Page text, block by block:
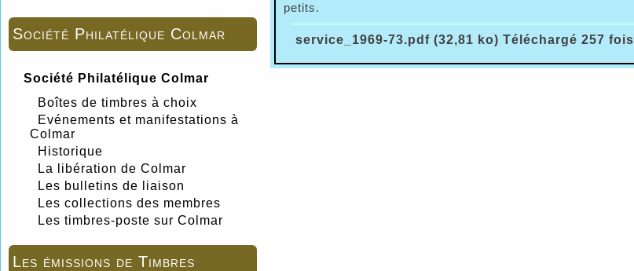
Société Philatélique Colmar
Société Philatélique Colmar
Boîtes de timbres à choix
Evénements et manifestations à
Colmar
Historique
La libération de Colmar
Les bulletins de liaison
Les collections des membres
Les timbres-poste sur Colmar
Les émissions de Timbres
petits.
service_1969-73.pdf (32,81 ko) Téléchargé 257 fois